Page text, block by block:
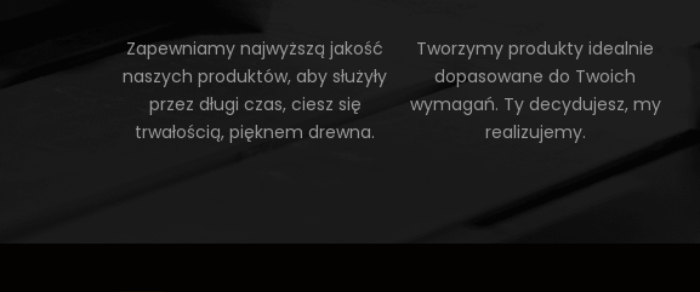
Zapewniamy najwyższą jakość
naszych produktów, aby służyły
przez długi czas, ciesz się
trwałością, pięknem drewna.
Tworzymy produkty idealnie
dopasowane do Twoich
wymagań. Ty decydujesz, my
realizujemy.